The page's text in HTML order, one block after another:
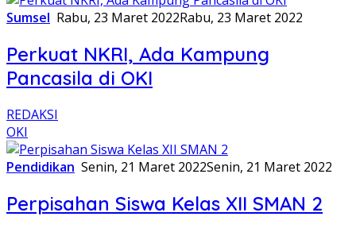
Sumsel Rabu, 23 Maret 2022Rabu, 23 Maret 2022
Perkuat NKRI, Ada Kampung
Pancasila di OKI
REDAKSI
OKI
Pendidikan Senin, 21 Maret 2022Senin, 21 Maret 2022
Perpisahan Siswa Kelas XII SMAN 2